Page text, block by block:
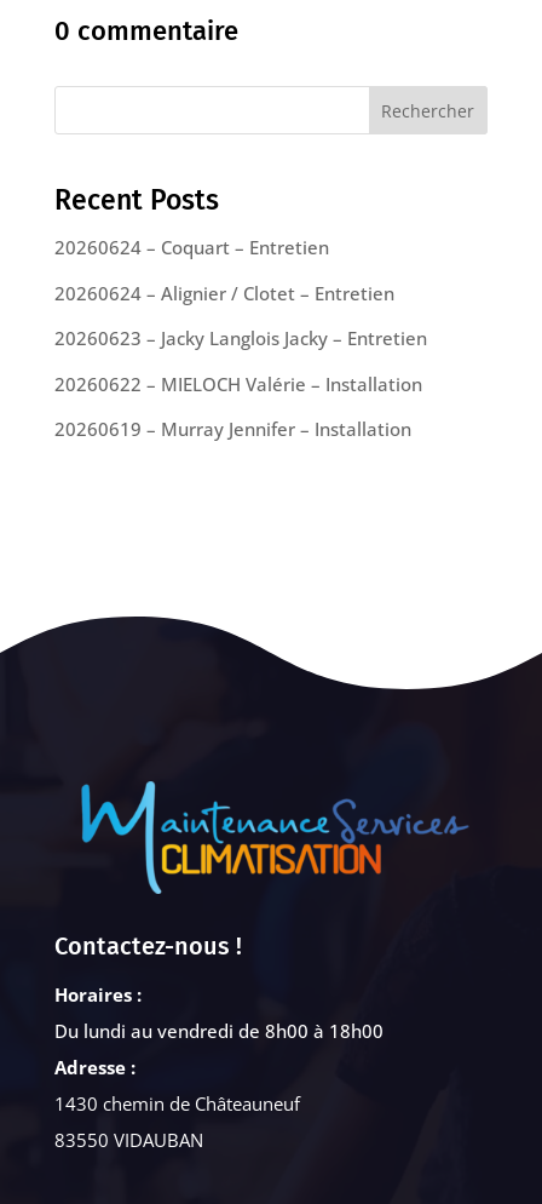
0 commentaire
Rechercher
Recent Posts
20260624 – Coquart – Entretien
20260624 – Alignier / Clotet – Entretien
20260623 – Jacky Langlois Jacky – Entretien
20260622 – MIELOCH Valérie – Installation
20260619 – Murray Jennifer – Installation
Contactez-nous !
Horaires :
Du lundi au vendredi de 8h00 à 18h00
Adresse :
1430 chemin de Châteauneuf
83550 VIDAUBAN